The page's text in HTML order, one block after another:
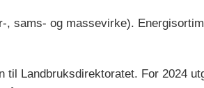
sams- og massevirke).
Landbruksdirektoratet. For 2024